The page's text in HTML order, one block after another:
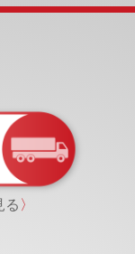
る 〉